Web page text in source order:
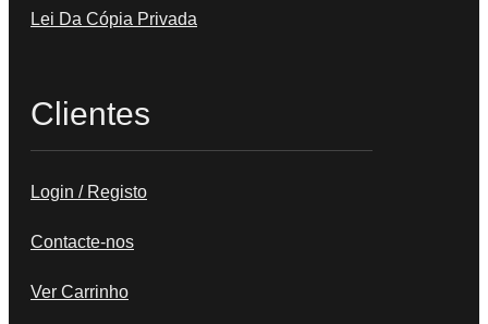
Lei Da Cópia Privada
Clientes
Login / Registo
Contacte-nos
Ver Carrinho